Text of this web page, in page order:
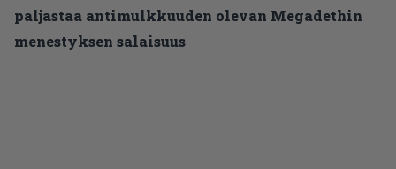
paljastaa antimulkkuuden olevan Megadethin
menestyksen salaisuus